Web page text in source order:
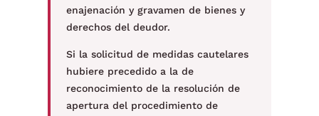
enajenación y gravamen de bienes y
derechos del deudor.
Si la solicitud de medidas cautelares
hubiere precedido a la de
reconocimiento de la resolución de
apertura del procedimiento de